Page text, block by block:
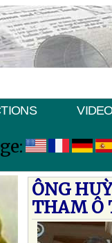
ÔNG
THAM Ô